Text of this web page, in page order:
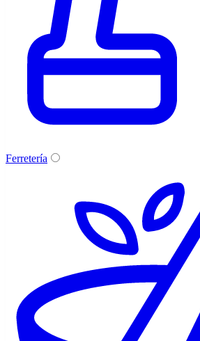
Ferretería